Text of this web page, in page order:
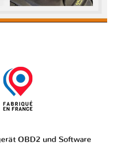
OBD2 und Software